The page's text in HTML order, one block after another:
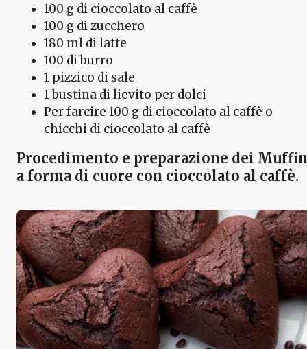
100 g di cioccolato al caffè
100 g di zucchero
180 ml di latte
100 di burro
1 pizzico di sale
1 bustina di lievito per dolci
Per farcire 100 g di cioccolato al caffè o
chicchi di cioccolato al caffè
Procedimento e preparazione dei Muffin
a forma di cuore con cioccolato al caffè.